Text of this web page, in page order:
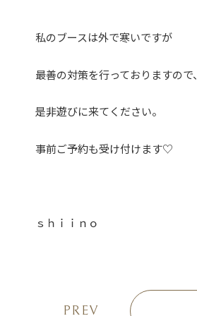
私のブースは外で寒いですが
最善の対策を行っておりますので、
是非遊びに来てください。
事前ご予約も受け付けます♡
ｓｈｉｉｎｏ
PREV